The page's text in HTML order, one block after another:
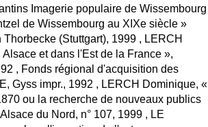
Imagerie populaire de Wissembourg
de Wissembourg au XIXe siècle »
(Stuttgart), 1999 , LERCH
et dans l'Est de la France »,
, Fonds régional d'acquisition des
Gyss impr., 1992 , LERCH Dominique, «
ou la recherche de nouveaux publics
du Nord, n° 107, 1999 , LE